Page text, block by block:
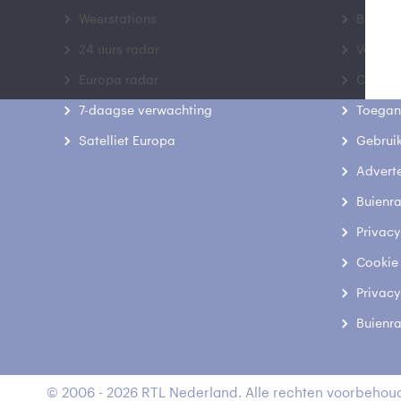
Weerstations
24 uurs radar
Europa radar
7-daagse verwachting
Satelliet Europa
Contact
© 2006 - 2026 RTL Nederland. Alle rechten